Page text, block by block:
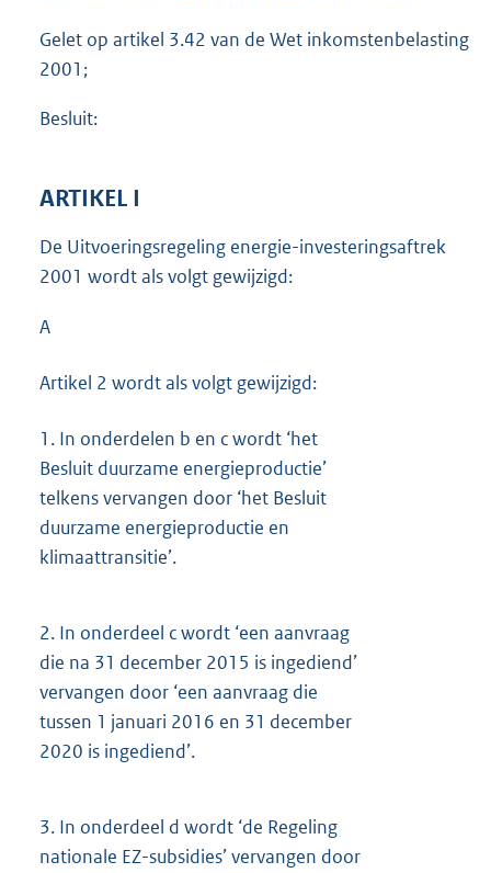
b
Gelet op artikel 3.42 van de Wet inkomstenbelasting
2001;
Besluit:
ARTIKEL I
De Uitvoeringsregeling energie-investeringsaftrek
2001 wordt als volgt gewijzigd:
A
Artikel 2 wordt als volgt gewijzigd:
1. In onderdelen b en c wordt ‘het
Besluit duurzame energieproductie’
telkens vervangen door ‘het Besluit
duurzame energieproductie en
klimaattransitie’.
2. In onderdeel c wordt ‘een aanvraag
die na 31 december 2015 is ingediend’
vervangen door ‘een aanvraag die
tussen 1 januari 2016 en 31 december
2020 is ingediend’.
3. In onderdeel d wordt ‘de Regeling
nationale EZ-subsidies’ vervangen door